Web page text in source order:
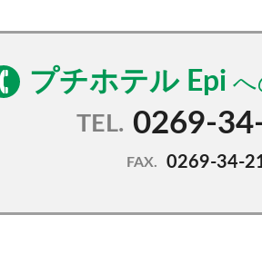
プチホテル Epi
TEL. 0269-
FAX. 0269-34-